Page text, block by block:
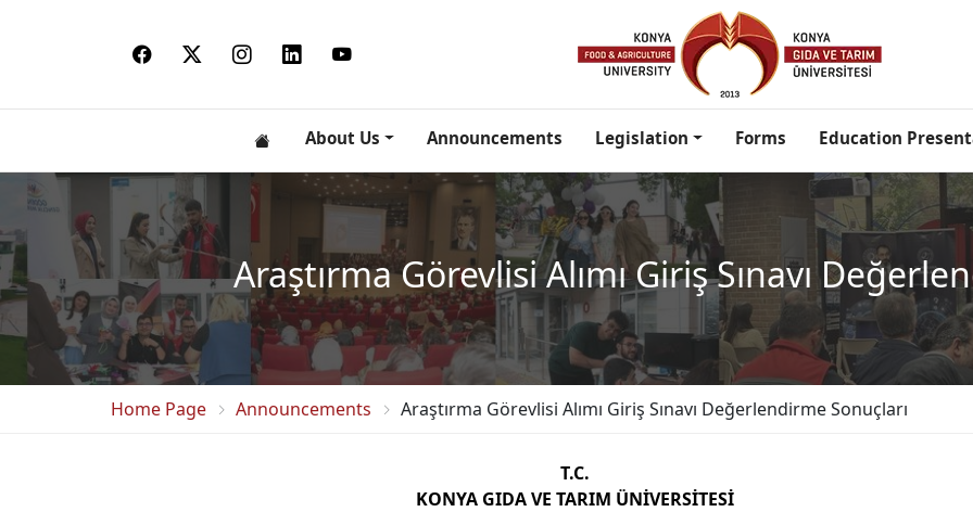
About Us Announcements Legislation Forms Education
Araştırma Görevlisi Alımı Giriş Sınavı
Home Page Announcements Araştırma Görevlisi Alımı Giriş Sınavı Değerlendirme Sonuçları
T.C.
KONYA GIDA VE TARIM ÜNİVERSİTESİ